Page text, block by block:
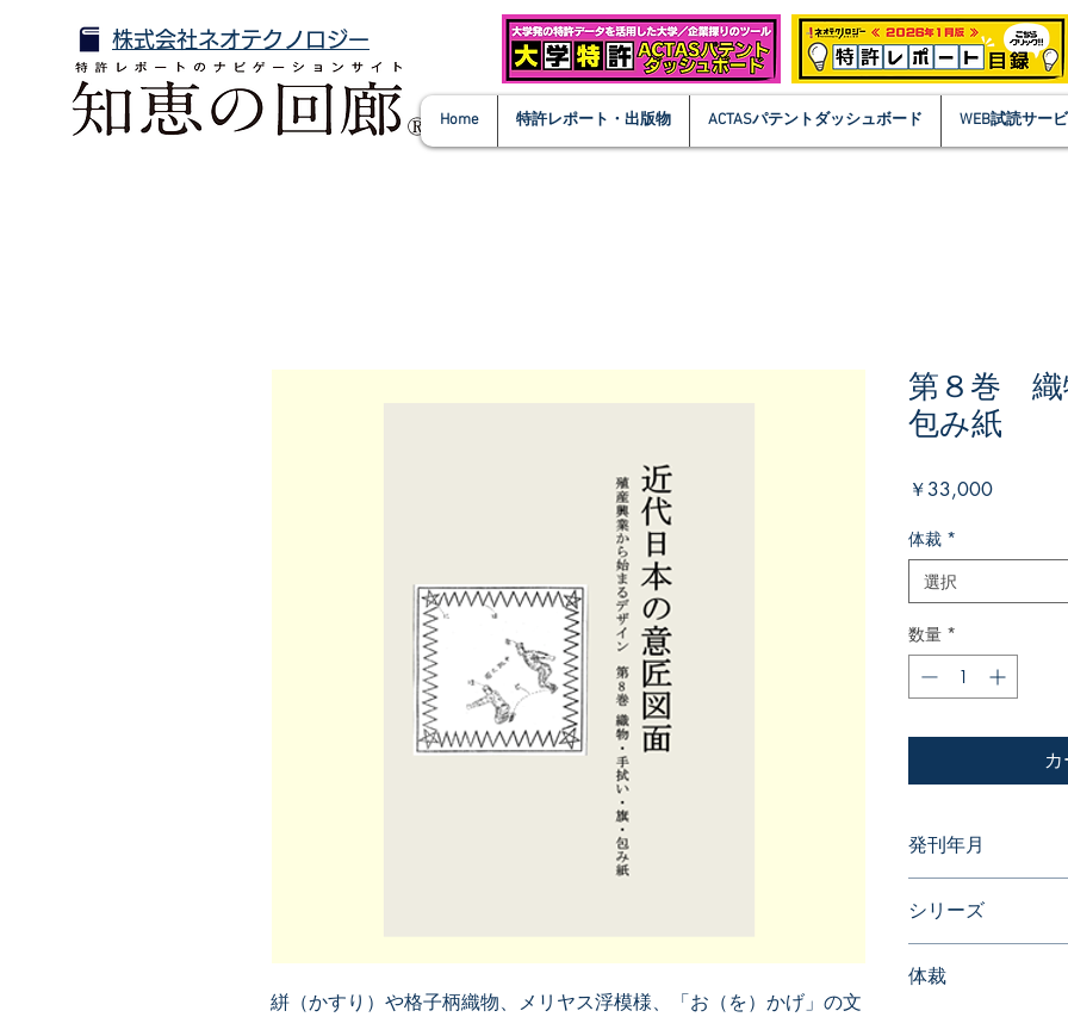
株式会社ネオテクノロジー
Home 特許レポート・出版物 ACTASパテントダッシュボード WEB試読サー
絣（かすり）や格子柄織物、メリヤス浮模様、「お（を）かげ」の文
第８巻 織
包み紙
￥33,000価
体裁 *
選択
数量 *
発刊年月
シリーズ
殖産興業から始まる
体裁